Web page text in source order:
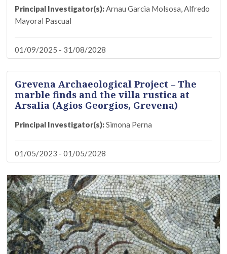
Principal Investigator(s):Arnau Garcia Molsosa, Alfredo
Mayoral Pascual
01/09/2025 - 31/08/2028
Grevena Archaeological Project – The
marble finds and the villa rustica at
Arsalia (Agios Georgios, Grevena)
Principal Investigator(s):Simona Perna
01/05/2023 - 01/05/2028